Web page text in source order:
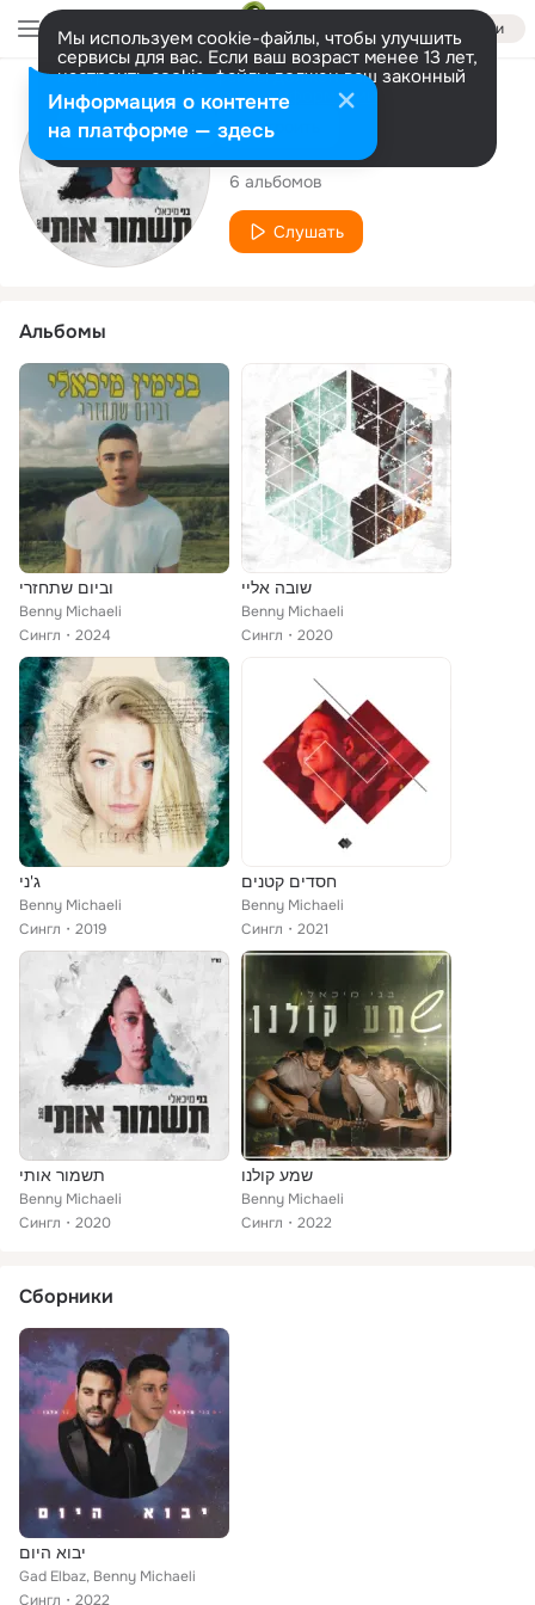
Войти
Мы используем cookie-файлы, чтобы улучшить
сервисы для вас. Если ваш возраст менее 13 лет,
настроить cookie-файлы должен ваш законный
представитель. Больше информации
Разрешить все Настроить
Исполнитель
Benny Michaeli
6 альбомов
Слушать
Альбомы
וביום שתחזרי
Benny Michaeli
Сингл
2024
שובה אליי
Benny Michaeli
Сингл
2020
ג'ני
Benny Michaeli
Сингл
2019
חסדים קטנים
Benny Michaeli
Сингл
2021
תשמור אותי
Benny Michaeli
Сингл
2020
שמע קולנו
Benny Michaeli
Сингл
2022
Сборники
יבוא היום
Gad Elbaz, Benny Michaeli
Сингл
2022
Информация о контенте
на платформе — здесь